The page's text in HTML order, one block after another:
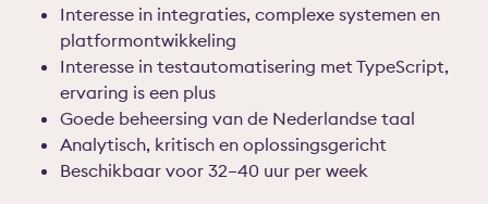
Interesse in integraties, complexe systemen en
platformontwikkeling
Interesse in testautomatisering met TypeScript,
ervaring is een plus
Goede beheersing van de Nederlandse taal
Analytisch, kritisch en oplossingsgericht
Beschikbaar voor 32–40 uur per week